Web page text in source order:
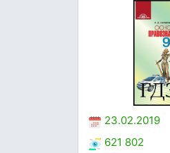
23.02.2019
621 802